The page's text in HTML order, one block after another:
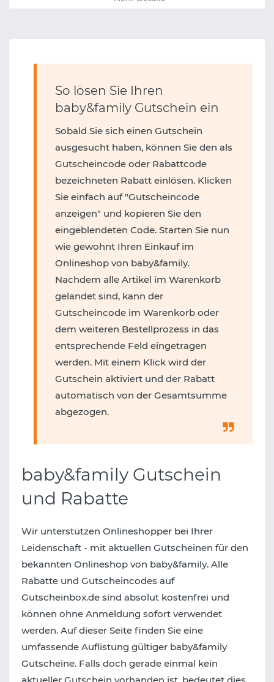
So lösen Sie Ihren
baby&family Gutschein ein
Sobald Sie sich einen Gutschein
ausgesucht haben, können Sie den als
Gutscheincode oder Rabattcode
bezeichneten Rabatt einlösen. Klicken
Sie einfach auf "Gutscheincode
anzeigen" und kopieren Sie den
eingeblendeten Code. Starten Sie nun
wie gewohnt Ihren Einkauf im
Onlineshop von baby&family.
Nachdem alle Artikel im Warenkorb
gelandet sind, kann der
Gutscheincode im Warenkorb oder
dem weiteren Bestellprozess in das
entsprechende Feld eingetragen
werden. Mit einem Klick wird der
Gutschein aktiviert und der Rabatt
automatisch von der Gesamtsumme
abgezogen.
baby&family Gutschein
und Rabatte
Wir unterstützen Onlineshopper bei Ihrer
Leidenschaft - mit aktuellen Gutscheinen für den
bekannten Onlineshop von baby&family. Alle
Rabatte und Gutscheincodes auf
Gutscheinbox.de sind absolut kostenfrei und
können ohne Anmeldung sofort verwendet
werden. Auf dieser Seite finden Sie eine
umfassende Auflistung gültiger baby&family
Gutscheine. Falls doch gerade einmal kein